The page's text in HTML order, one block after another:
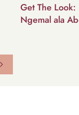
Get The
Ngemal ala